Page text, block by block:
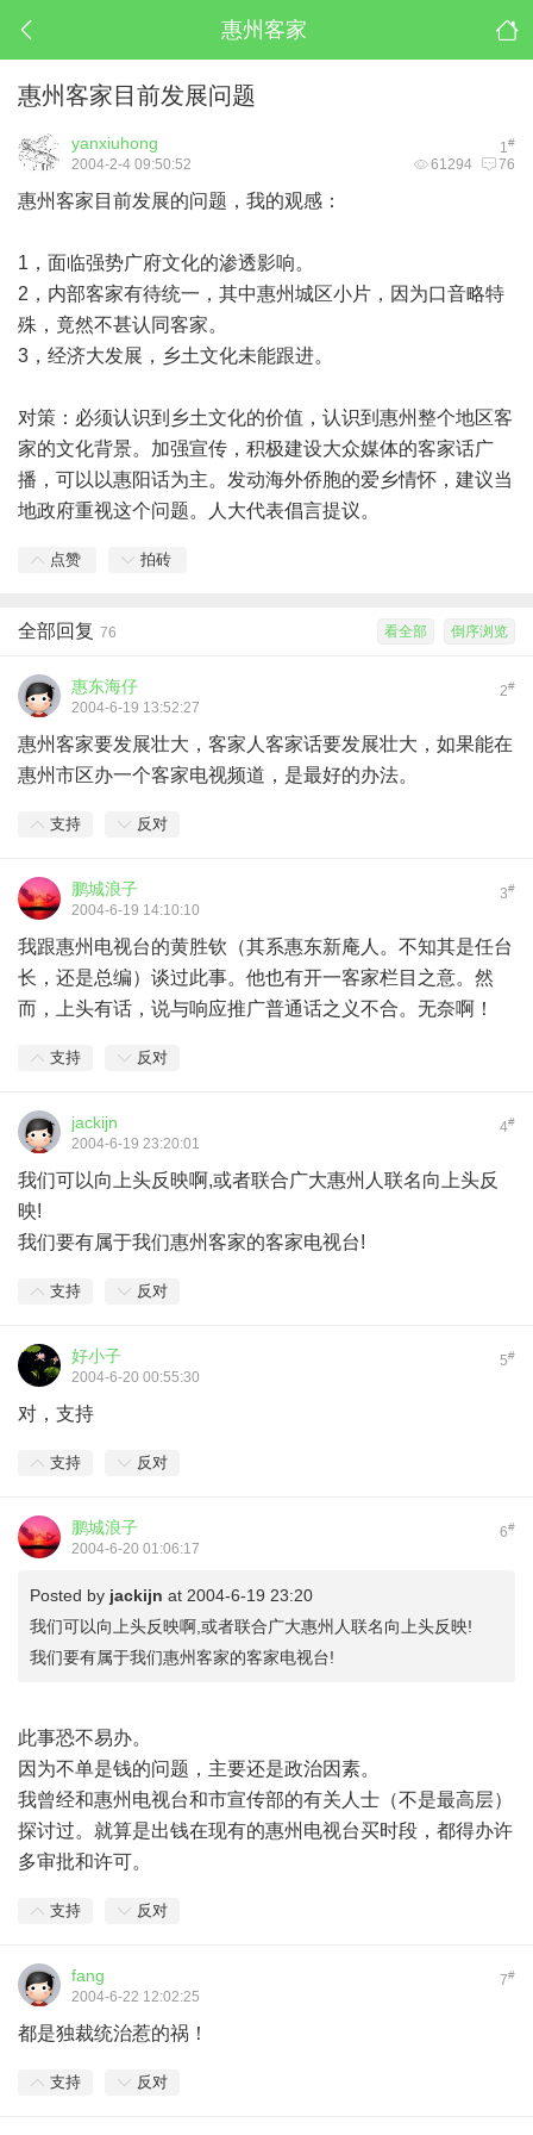
惠州客家
惠州客家目前发展问题
1#
yanxiuhong
61294 76
2004-2-4 09:50:52
惠州客家目前发展的问题，我的观感：
1，面临强势广府文化的渗透影响。
2，内部客家有待统一，其中惠州城区小片，因为口音略特
殊，竟然不甚认同客家。
3，经济大发展，乡土文化未能跟进。
对策：必须认识到乡土文化的价值，认识到惠州整个地区客
家的文化背景。加强宣传，积极建设大众媒体的客家话广
播，可以以惠阳话为主。发动海外侨胞的爱乡情怀，建议当
地政府重视这个问题。人大代表倡言提议。
点赞 拍砖
倒序浏览
看全部
全部回复 76
2#
惠东海仔
2004-6-19 13:52:27
惠州客家要发展壮大，客家人客家话要发展壮大，如果能在
惠州市区办一个客家电视频道，是最好的办法。
支持 反对
3#
鹏城浪子
2004-6-19 14:10:10
我跟惠州电视台的黄胜钦（其系惠东新庵人。不知其是任台
长，还是总编）谈过此事。他也有开一客家栏目之意。然
而，上头有话，说与响应推广普通话之义不合。无奈啊！
支持 反对
4#
jackijn
2004-6-19 23:20:01
我们可以向上头反映啊,或者联合广大惠州人联名向上头反
映!
我们要有属于我们惠州客家的客家电视台!
支持 反对
5#
好小子
2004-6-20 00:55:30
对，支持
支持 反对
6#
鹏城浪子
2004-6-20 01:06:17
Posted by jackijn at 2004-6-19 23:20
我们可以向上头反映啊,或者联合广大惠州人联名向上头反映!
我们要有属于我们惠州客家的客家电视台!
此事恐不易办。
因为不单是钱的问题，主要还是政治因素。
我曾经和惠州电视台和市宣传部的有关人士（不是最高层）
探讨过。就算是出钱在现有的惠州电视台买时段，都得办许
多审批和许可。
支持 反对
7#
fang
2004-6-22 12:02:25
都是独裁统治惹的祸！
支持 反对